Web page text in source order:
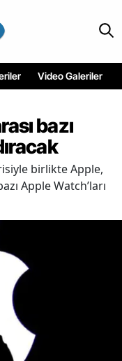
Video Galeriler
bazı
birlikte Apple,
Apple Watch’ları